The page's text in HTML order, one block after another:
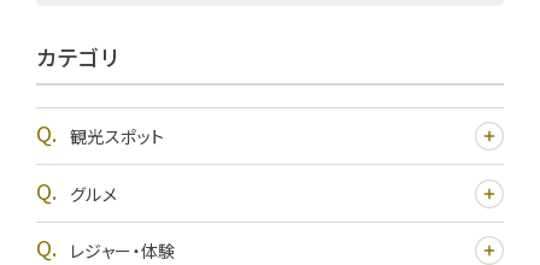
カテゴリ
観光スポット
グルメ
レジャー・体験